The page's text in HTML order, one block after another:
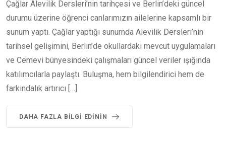
Çağlar Alevilik Dersleri’nin tarihçesi ve Berlin’deki güncel
durumu üzerine öğrenci canlarımızın ailelerine kapsamlı bir
sunum yaptı. Çağlar yaptığı sunumda Alevilik Dersleri’nin
tarihsel gelişimini, Berlin’de okullardaki mevcut uygulamaları
ve Cemevi bünyesindeki çalışmaları güncel veriler ışığında
katılımcılarla paylaştı. Buluşma, hem bilgilendirici hem de
farkındalık artırıcı […]
DAHA FAZLA BILGI EDININ